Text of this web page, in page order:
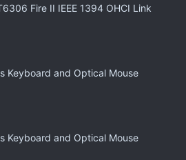
Fire II IEEE 1394 OHCI Link
Keyboard and Optical Mouse
Keyboard and Optical Mouse